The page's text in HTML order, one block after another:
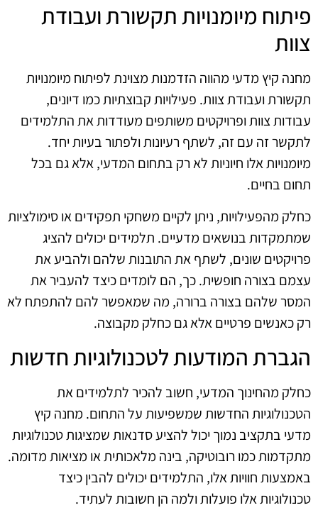
פיתוח מיומנויות תקשורת ועבודת
צוות
מחנה קיץ מדעי מהווה הזדמנות מצוינת לפיתוח מיומנויות
תקשורת ועבודת צוות. פעילויות קבוצתיות כמו דיונים,
עבודות צוות ופרויקטים משותפים מעודדות את התלמידים
לתקשר זה עם זה, לשתף רעיונות ולפתור בעיות יחד.
מיומנויות אלו חיוניות לא רק בתחום המדעי, אלא גם בכל
תחום בחיים.
כחלק מהפעילויות, ניתן לקיים משחקי תפקידים או סימולציות
שמתמקדות בנושאים מדעיים. תלמידים יכולים להציג
פרויקטים שונים, לשתף את התובנות שלהם ולהביע את
עצמם בצורה חופשית. כך, הם לומדים כיצד להעביר את
המסר שלהם בצורה ברורה, מה שמאפשר להם להתפתח לא
רק כאנשים פרטיים אלא גם כחלק מקבוצה.
הגברת המודעות לטכנולוגיות חדשות
כחלק מהחינוך המדעי, חשוב להכיר לתלמידים את
הטכנולוגיות החדשות שמשפיעות על התחום. מחנה קיץ
מדעי בתקציב נמוך יכול להציע סדנאות שמציגות טכנולוגיות
מתקדמות כמו רובוטיקה, בינה מלאכותית או מציאות מדומה.
באמצעות חוויות אלו, התלמידים יכולים להבין כיצד
טכנולוגיות אלו פועלות ולמה הן חשובות לעתיד.